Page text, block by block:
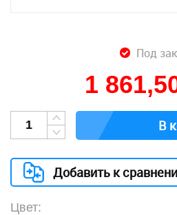
Под
1
В
Добавить к
Цвет: